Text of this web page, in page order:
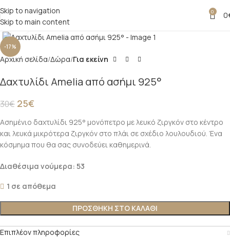
Skip to navigation
Skip to main content
0 0
-17%
Click to enlarge
Αρχική σελίδα Δώρα Για εκείνη
Δαχτυλίδι Amelia από ασήμι 925°
30€ 25€
Ασημένιο δαχτυλίδι 925° μονόπετρο με λευκό ζιργκόν στο κέντρο
και λευκά μικρότερα ζιργκόν στο πλάι σε σχέδιο λουλουδιού. Ένα
κόσμημα που θα σας συνοδεύει καθημερινά.
Διαθέσιμα νούμερα: 53
1 σε απόθεμα
ΠΡΟΣΘΗΚΗ ΣΤΟ ΚΑΛΑΘΙ
Επιπλέον πληροφορίες